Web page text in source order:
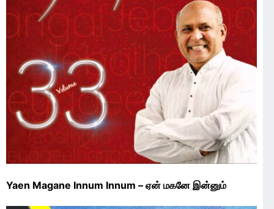
Yaen Magane Innum Innum – ஏன் மகனே இன்னும்